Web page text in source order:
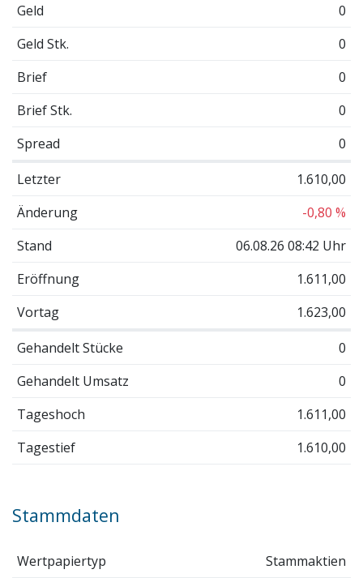
Geld
0
Geld Stk.
0
Brief
0
Brief Stk.
0
Spread
0
Letzter
1.610,00
Änderung
-0,80 %
Stand
06.08.26 08:42 Uhr
Eröffnung
1.611,00
Vortag
1.623,00
Gehandelt Stücke
0
Gehandelt Umsatz
0
Tageshoch
1.611,00
Tagestief
1.610,00
Stammdaten
Wertpapiertyp
Stammaktien